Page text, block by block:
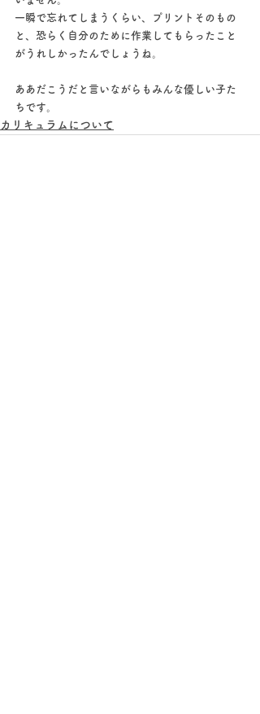
一瞬で忘れてしまうくらい、プリントそのもの
と、恐らく自分のために作業してもらったこと
がうれしかったんでしょうね。
ああだこうだと言いながらもみんな優しい子た
ちです。
カリキュラムについて